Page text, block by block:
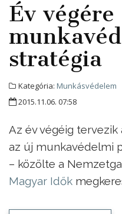
Év
stratégia
Kategória: Munkásvédelem
2015.11.06. 07:58
Az év végéig
az új munkavédelmi
– közölte a
Magyar Idők